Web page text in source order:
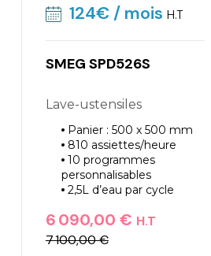
124€/ mois H.T
SMEG SPD526S
Lave-ustensiles
Panier : 500 x 500 mm
810 assiettes/heure
10 programmes
personnalisables
2,5L d’eau par cycle
Prix
6 090,00 € H.T
Prix de base
7 100,00 €